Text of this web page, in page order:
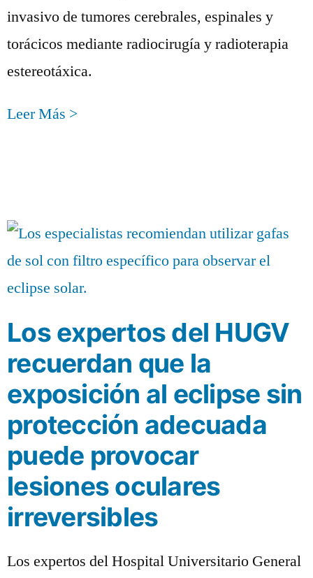
invasivo de tumores cerebrales, espinales y
torácicos mediante radiocirugía y radioterapia
estereotáxica.
Leer Más >
Los expertos del HUGV
recuerdan que la
exposición al eclipse sin
protección adecuada
puede provocar
lesiones oculares
irreversibles
Los expertos del Hospital Universitario General